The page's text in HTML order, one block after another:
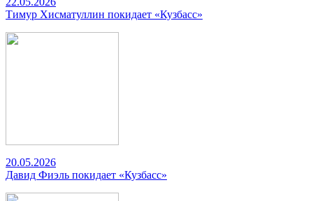
Тимур Хисматуллин покидает «Кузбасс»
20.05.2026
Давид Фиэль покидает «Кузбасс»